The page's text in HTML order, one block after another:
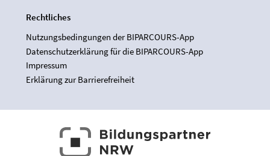
Rechtliches
Nutzungsbedingungen der BIPARCOURS-App
Datenschutzerklärung für die BIPARCOURS-App
Impressum
Erklärung zur Barrierefreiheit